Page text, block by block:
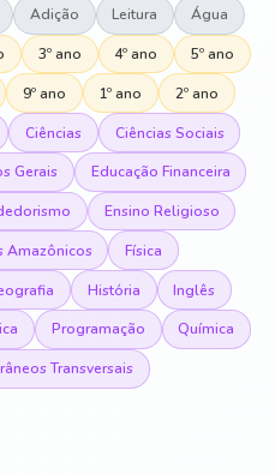
Adição Leitura Água
3º ano 4º ano 5º ano
9º ano 1º ano 2º ano
Ciências Ciências Sociais
Gerais Educação Financeira
Ensino Religioso
Amazônicos Física
História Inglês
Programação Química
Transversais